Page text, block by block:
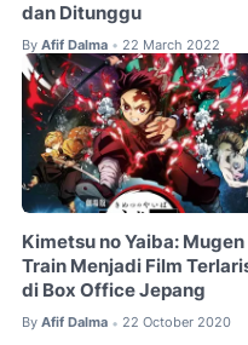
dan Ditunggu
By Afif Dalma • 22 March 2022
Kimetsu no Yaiba: Mugen
Train Menjadi Film
di Box Office Jepang
By Afif Dalma • 22 October 2020